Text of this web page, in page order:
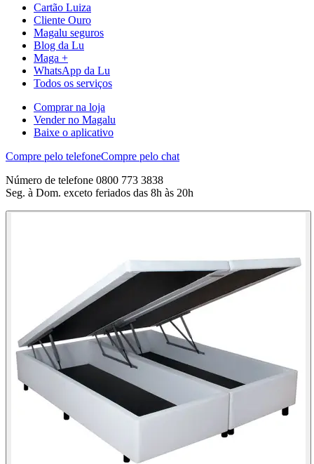
Cartão Luiza
Cliente Ouro
Magalu seguros
Blog da Lu
Maga +
WhatsApp da Lu
Todos os serviços
Comprar na loja
Vender no Magalu
Baixe o aplicativo
Compre pelo telefoneCompre pelo chat
Número de telefone 0800 773 3838
Seg. à Dom. exceto feriados das 8h às 20h